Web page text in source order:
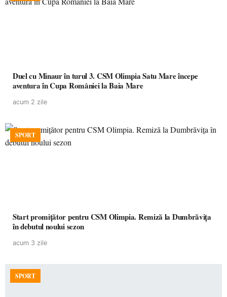
Duel cu Minaur în turul 3. CSM Olimpia Satu Mare începe
aventura în Cupa României la Baia Mare
acum 2 zile
SPORT
Start promițător pentru CSM Olimpia. Remiză la Dumbrăvița
în debutul noului sezon
acum 3 zile
SPORT